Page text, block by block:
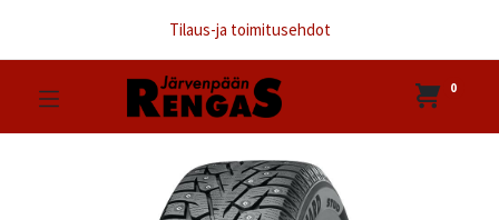
Tilaus-ja toimitusehdot
0